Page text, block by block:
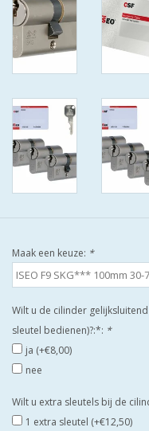
ISEO F9 ANTIKERNTREK IN
IEDERE GEWENSTE MAAT
GEWONE SLEUTELS MET
CERTIFICAAT SKG***
BOLD ELECTRONISCHE
CILINDERS OPEN JE SLOT
TELEFOON OF CLICKER
AFSTAND.
DEURSCHILDEN VOOR
BUITEN
waakborden
Maak een keuze: *
Wilt u de cilinder
sleutel bedienen)?:*: *
ja (+€8,00)
nee
Wilt u extra sleutels bij de
1 extra sleutel (+€12,50)